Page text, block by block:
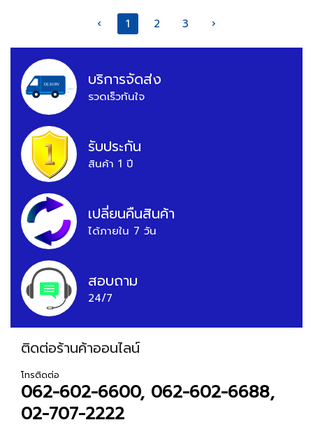
‹ 1 2 3 ›
บริการจัดส่ง
รวดเร็วทันใจ
รับประกัน
สินค้า 1 ปี
เปลี่ยนคืนสินค้า
ได้ภายใน 7 วัน
สอบถาม
24/7
ติดต่อร้านค้าออนไลน์
โทรติดต่อ
062-602-6600, 062-602-6688,
02-707-2222